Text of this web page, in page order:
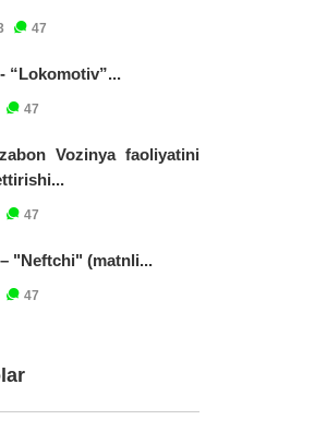
47
“Lokomotiv”...
47
Vozinya faoliyatini
47
"Neftchi" (matnli...
47